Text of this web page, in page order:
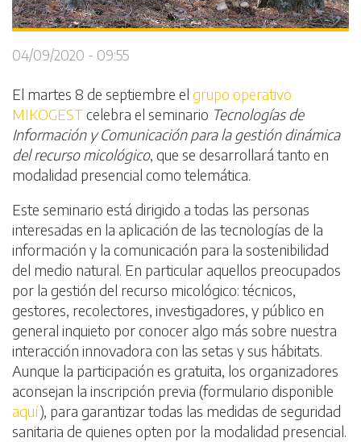
04/09/2020 - 09:55
El martes 8 de septiembre el grupo operativo
MIKOGEST celebra el seminario Tecnologías de
Información y Comunicación para la gestión dinámica
del recurso micológico, que se desarrollará tanto en
modalidad presencial como telemática.
Este seminario está dirigido a todas las personas
interesadas en la aplicación de las tecnologías de la
información y la comunicación para la sostenibilidad
del medio natural. En particular aquellos preocupados
por la gestión del recurso micológico: técnicos,
gestores, recolectores, investigadores, y público en
general inquieto por conocer algo más sobre nuestra
interacción innovadora con las setas y sus hábitats.
Aunque la participación es gratuita, los organizadores
aconsejan la inscripción previa (formulario disponible
aquí), para garantizar todas las medidas de seguridad
sanitaria de quienes opten por la modalidad presencial.